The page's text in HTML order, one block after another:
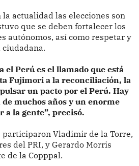
actualidad las elecciones son
que se deben fortalecer los
autónomos, así como respetar y
el Perú es el llamado que está
Fujimori a la reconciliación, la
un pacto por el Perú. Hay
muchos años y un enorme
a la gente”, precisó.
participaron Vladimir de la Torre,
del PRI, y Gerardo Morris
de la Copppal.